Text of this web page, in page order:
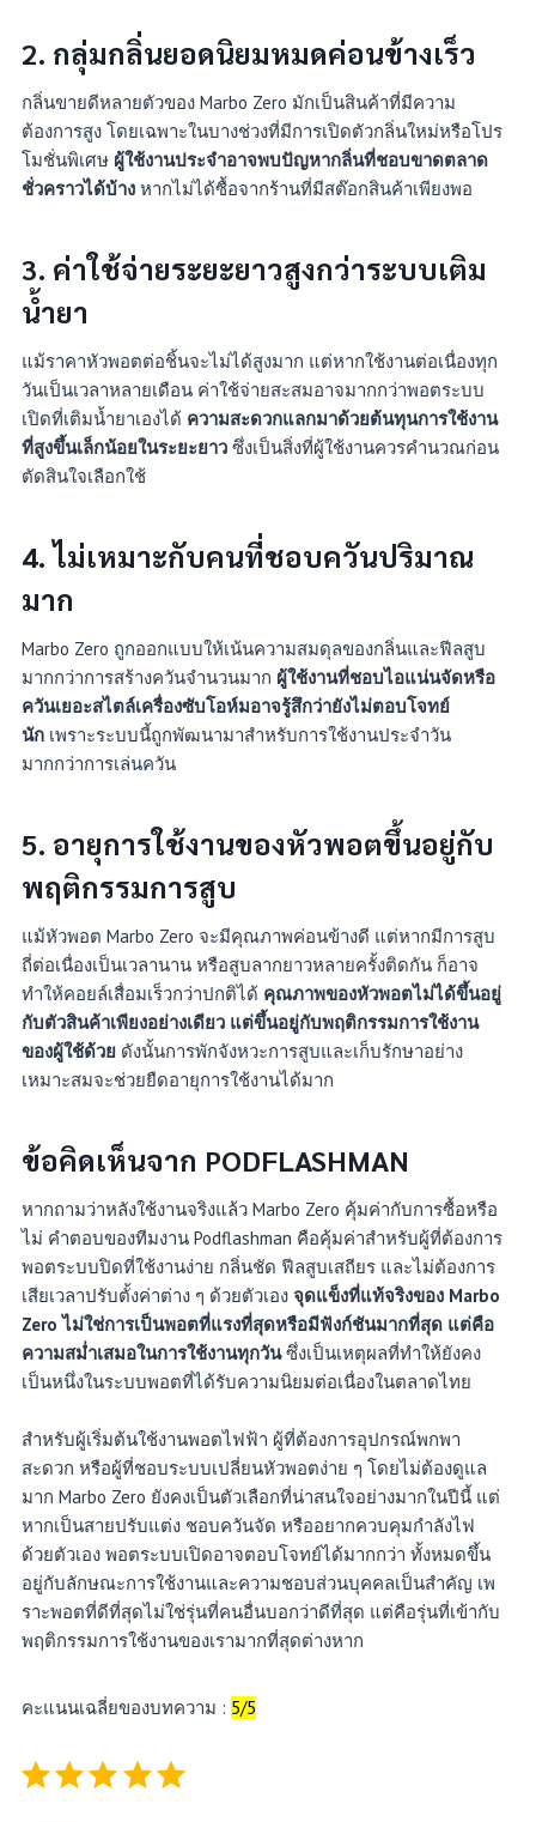
2. กลุ่มกลิ่นยอดนิยมหมดค่อนข้างเร็ว
กลิ่นขายดีหลายตัวของ Marbo Zero มักเป็นสินค้าที่มีความ
ต้องการสูง โดยเฉพาะในบางช่วงที่มีการเปิดตัวกลิ่นใหม่หรือโปร
โมชั่นพิเศษ ผู้ใช้งานประจำอาจพบปัญหากลิ่นที่ชอบขาดตลาด
ชั่วคราวได้บ้าง หากไม่ได้ซื้อจากร้านที่มีสต๊อกสินค้าเพียงพอ
3. ค่าใช้จ่ายระยะยาวสูงกว่าระบบเติม
น้ำยา
แม้ราคาหัวพอตต่อชิ้นจะไม่ได้สูงมาก แต่หากใช้งานต่อเนื่องทุก
วันเป็นเวลาหลายเดือน ค่าใช้จ่ายสะสมอาจมากกว่าพอตระบบ
เปิดที่เติมน้ำยาเองได้ ความสะดวกแลกมาด้วยต้นทุนการใช้งาน
ที่สูงขึ้นเล็กน้อยในระยะยาว ซึ่งเป็นสิ่งที่ผู้ใช้งานควรคำนวณก่อน
ตัดสินใจเลือกใช้
4.ไม่เหมาะกับคนที่ชอบควันปริมาณ
มาก
Marbo Zero ถูกออกแบบให้เน้นความสมดุลของกลิ่นและฟีลสูบ
มากกว่าการสร้างควันจำนวนมาก ผู้ใช้งานที่ชอบไอแน่นจัดหรือ
ควันเยอะสไตล์เครื่องซับโอห์มอาจรู้สึกว่ายังไม่ตอบโจทย์
นัก เพราะระบบนี้ถูกพัฒนามาสำหรับการใช้งานประจำวัน
มากกว่าการเล่นควัน
5. อายุการใช้งานของหัวพอตขึ้นอยู่กับ
พฤติกรรมการสูบ
แม้หัวพอต Marbo Zero จะมีคุณภาพค่อนข้างดี แต่หากมีการสูบ
ถี่ต่อเนื่องเป็นเวลานาน หรือสูบลากยาวหลายครั้งติดกัน ก็อาจ
ทำให้คอยล์เสื่อมเร็วกว่าปกติได้ คุณภาพของหัวพอตไม่ได้ขึ้นอยู่
กับตัวสินค้าเพียงอย่างเดียว แต่ขึ้นอยู่กับพฤติกรรมการใช้งาน
ของผู้ใช้ด้วย ดังนั้นการพักจังหวะการสูบและเก็บรักษาอย่าง
เหมาะสมจะช่วยยืดอายุการใช้งานได้มาก
ข้อคิดเห็นจาก PODFLASHMAN
หากถามว่าหลังใช้งานจริงแล้ว Marbo Zero คุ้มค่ากับการซื้อหรือ
ไม่ คำตอบของทีมงาน Podflashman คือคุ้มค่าสำหรับผู้ที่ต้องการ
พอตระบบปิดที่ใช้งานง่าย กลิ่นชัด ฟีลสูบเสถียร และไม่ต้องการ
เสียเวลาปรับตั้งค่าต่าง ๆ ด้วยตัวเอง จุดแข็งที่แท้จริงของ Marbo
Zero ไม่ใช่การเป็นพอตที่แรงที่สุดหรือมีฟังก์ชันมากที่สุด แต่คือ
ความสม่ำเสมอในการใช้งานทุกวันซึ่งเป็นเหตุผลที่ทำให้ยังคง
เป็นหนึ่งในระบบพอตที่ได้รับความนิยมต่อเนื่องในตลาดไทย
สำหรับผู้เริ่มต้นใช้งานพอตไฟฟ้า ผู้ที่ต้องการอุปกรณ์พกพา
สะดวก หรือผู้ที่ชอบระบบเปลี่ยนหัวพอตง่าย ๆ โดยไม่ต้องดูแล
มาก Marbo Zero ยังคงเป็นตัวเลือกที่น่าสนใจอย่างมากในปีนี้ แต่
หากเป็นสายปรับแต่ง ชอบควันจัด หรืออยากควบคุมกำลังไฟ
ด้วยตัวเอง พอตระบบเปิดอาจตอบโจทย์ได้มากกว่า ทั้งหมดขึ้น
อยู่กับลักษณะการใช้งานและความชอบส่วนบุคคลเป็นสำคัญ เพ
ราะพอตที่ดีที่สุดไม่ใช่รุ่นที่คนอื่นบอกว่าดีที่สุด แต่คือรุ่นที่เข้ากับ
พฤติกรรมการใช้งานของเรามากที่สุดต่างหาก
คะแนนเฉลี่ยของบทความ : 5/5